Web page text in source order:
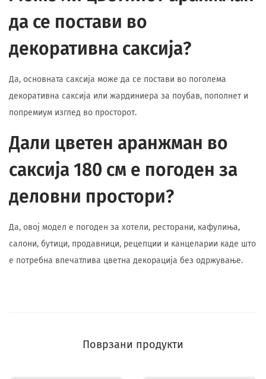
да се постави во
декоративна саксија?
Да, основната саксија може да се постави во поголема
декоративна саксија или жардиниера за поубав, пополнет и
попремиум изглед во просторот.
Дали цветен аранжман во
саксија 180 см е погоден за
деловни простори?
Да, овој модел е погоден за хотели, ресторани, кафулиња,
салони, бутици, продавници, рецепции и канцеларии каде што
е потребна впечатлива цветна декорација без одржување.
Поврзани продукти